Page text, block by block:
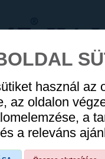
AUGUSZTUS
HÍREK
termékekben
cikkekben
szótöredék
használ az
az oldalon
a
a releváns